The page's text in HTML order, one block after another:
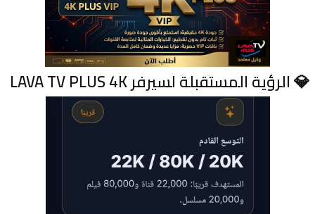
💎 الرؤية المستقبلة لسيرفر LAVA TV PLUS 4K